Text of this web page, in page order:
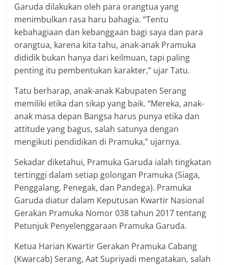
Garuda dilakukan oleh para orangtua yang
menimbulkan rasa haru bahagia. “Tentu
kebahagiaan dan kebanggaan bagi saya dan para
orangtua, karena kita tahu, anak-anak Pramuka
dididik bukan hanya dari keilmuan, tapi paling
penting itu pembentukan karakter,” ujar Tatu.
Tatu berharap, anak-anak Kabupaten Serang
memiliki etika dan sikap yang baik. “Mereka, anak-
anak masa depan Bangsa harus punya etika dan
attitude yang bagus, salah satunya dengan
mengikuti pendidikan di Pramuka,” ujarnya.
Sekadar diketahui, Pramuka Garuda ialah tingkatan
tertinggi dalam setiap golongan Pramuka (Siaga,
Penggalang, Penegak, dan Pandega). Pramuka
Garuda diatur dalam Keputusan Kwartir Nasional
Gerakan Pramuka Nomor 038 tahun 2017 tentang
Petunjuk Penyelenggaraan Pramuka Garuda.
Ketua Harian Kwartir Gerakan Pramuka Cabang
(Kwarcab) Serang, Aat Supriyadi mengatakan, salah